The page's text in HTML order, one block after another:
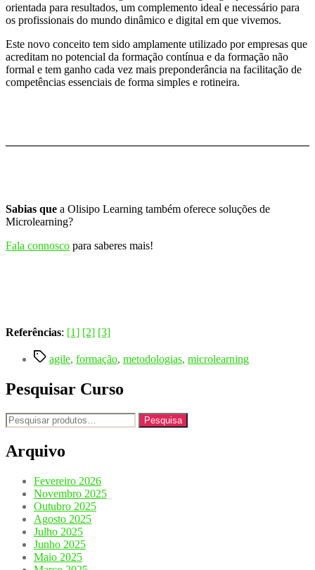
orientada para resultados, um complemento ideal e necessário para
os profissionais do mundo dinâmico e digital em que vivemos.
Este novo conceito tem sido amplamente utilizado por empresas que
acreditam no potencial da formação contínua e da formação não
formal e tem ganho cada vez mais preponderância na facilitação de
competências essenciais de forma simples e rotineira.
Sabias que a Olisipo Learning também oferece soluções de
Microlearning?
Fala connosco para saberes mais!
Referências: [1] [2] [3]
Etiquetas
agile, formação, metodologias, microlearning
Pesquisar Curso
Pesquisar
por:
Pesquisa
Arquivo
Fevereiro 2026
Novembro 2025
Outubro 2025
Agosto 2025
Julho 2025
Junho 2025
Maio 2025